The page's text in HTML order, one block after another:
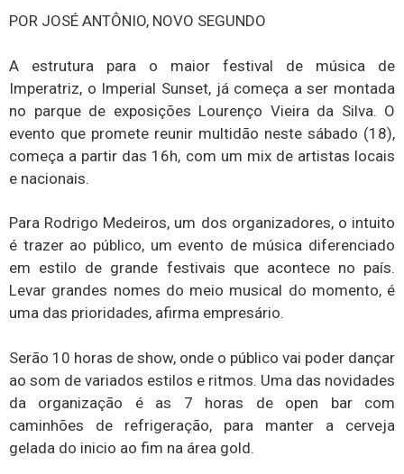
POR JOSÉ ANTÔNIO, NOVO SEGUNDO
A estrutura para o maior festival de música de
Imperatriz, o Imperial Sunset, já começa a ser montada
no parque de exposições Lourenço Vieira da Silva. O
evento que promete reunir multidão neste sábado (18),
começa a partir das 16h, com um mix de artistas locais
e nacionais.
Para Rodrigo Medeiros, um dos organizadores, o intuito
é trazer ao público, um evento de música diferenciado
em estilo de grande festivais que acontece no país.
Levar grandes nomes do meio musical do momento, é
uma das prioridades, afirma empresário.
Serão 10 horas de show, onde o público vai poder dançar
ao som de variados estilos e ritmos. Uma das novidades
da organização é as 7 horas de open bar com
caminhões de refrigeração, para manter a cerveja
gelada do inicio ao fim na área gold.